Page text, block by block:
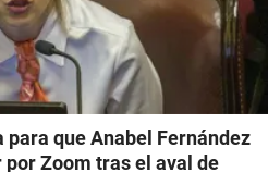
que Anabel Fernández
Zoom tras el aval de